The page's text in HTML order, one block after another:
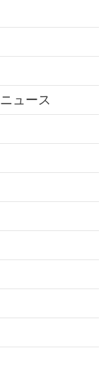
ュース